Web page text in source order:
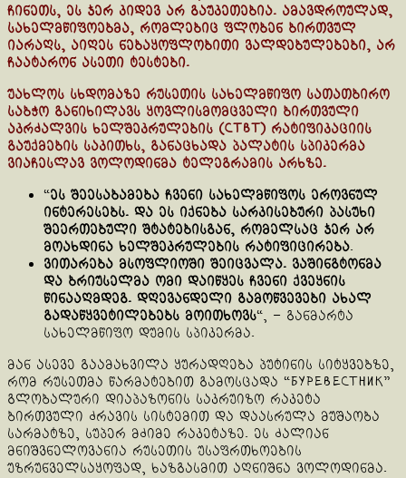
ჩინეთს, ეს ჯერ კიდევ არ გაუკეთებია. ამავდროულად,
სახელმწიფოებმა, რომლებიც ფლობენ ბირთვულ
იარაღს, აიღეს ნებაყოფლობითი ვალდებულებები, არ
ჩაატარონ ასეთი ტესტები.
უახლოს სხდომაზე რუსეთის სახელმწიფო სათათბირო
საბჭო განიხილავს ყოვლისმომცველი ბირთვული
აკრძალვის ხელშეკრულების (CTBT) რატიფიკაციის
გაუქმების საკითხს, განაცხადა პალატის სპიკერმა
ვიაჩესლავ ვოლოდინმა ტელეგრამის არხზე.
“ეს შეესაბამება ჩვენი სახელმწიფოს ეროვნულ
ინტერესებს. და ეს იქნება სარკისებური პასუხი
შეერთებული შტატებისგან, რომელსაც ჯერ არ
მოახდინა ხელშეკრულების რატიფიცირება.
ვითარება მსოფლიოში შეიცვალა. ვაშინგტონმა
და ბრიუსელმა ომი დაიწყეს ჩვენი ქვეყნის
წინააღმდეგ. დღევანდელი გამოწვევები ახალ
გადაწყვეტილებებს მოითხოვს“, – განმარტა
სახელმწიფო დუმის სპიკერმა.
მან ასევე გაამახვილა ყურადღება პუტინის სიტყვებზე,
რომ რუსეთმა წარმატებით გამოსცადა “Буревестник”
გლობალური დიაპაზონის საკრუიზო რაკეტა
ბირთვული ძრავის სისტემით და დაასრულა მუშაობა
სარმატზე, სუპერ მძიმე რაკეტაზე. ეს ძალიან
მნიშვნელოვანია რუსეთის უსაფრთხოების
უზრუნველსაყოფად, ხაზგასმით აღნიშნა ვოლოდინმა.